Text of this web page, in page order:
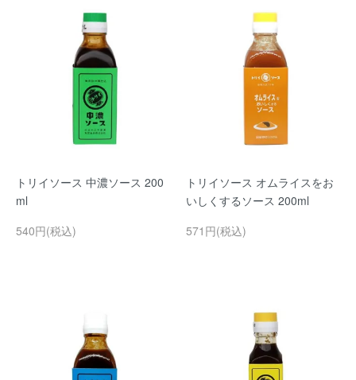
トリイソース 中濃ソース 200
ml
540円(税込)
トリイソース オムライスをお
いしくするソース 200ml
571円(税込)